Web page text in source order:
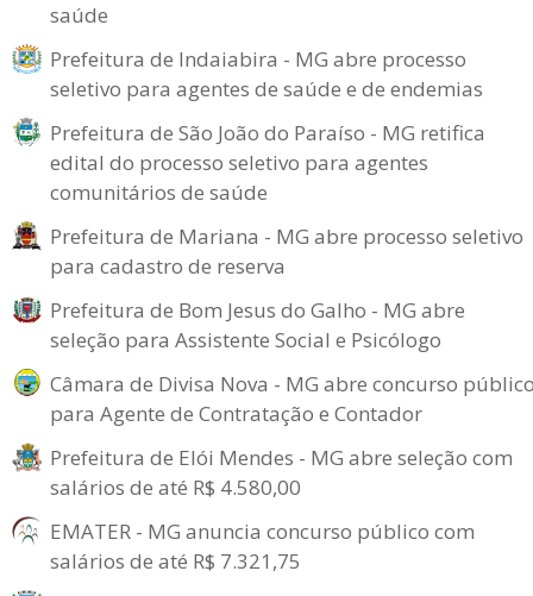
saúde
Prefeitura de Indaiabira - MG abre processo
seletivo para agentes de saúde e de endemias
Prefeitura de São João do Paraíso - MG retifica
edital do processo seletivo para agentes
comunitários de saúde
Prefeitura de Mariana - MG abre processo seletivo
para cadastro de reserva
Prefeitura de Bom Jesus do Galho - MG abre
seleção para Assistente Social e Psicólogo
Câmara de Divisa Nova - MG abre concurso
para Agente de Contratação e Contador
Prefeitura de Elói Mendes - MG abre seleção com
salários de até R$ 4.580,00
EMATER - MG anuncia concurso público com
salários de até R$ 7.321,75